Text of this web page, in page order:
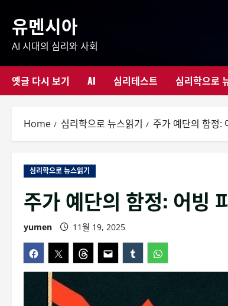
content
유멘시아
AI 시대의 심리와 사회
옛글 다시 보기 AI 심리테스트 심리학으로
Home 심리학으로 뉴스읽기 주가 예단의 함정:
심리학으로 뉴스읽기
주가 예단의 함정: 어빙
yumen 11월 19, 2025